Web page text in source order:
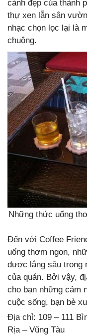
cảnh đẹp của thành
thự xen lẫn sân
nhạc chọn lọc lại là
chuộng.
Những thức uống
Đến với Coffee
uống thơm ngon,
được lắng sâu trong
của quán. Bởi vậy,
cho bạn những cảm
cuộc sống, bạn bè
Địa chỉ: 109 – 111
Rịa – Vũng Tàu